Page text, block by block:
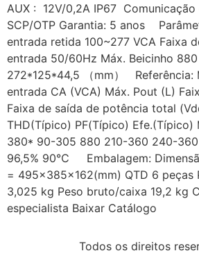
AUX : 12V/0,2A IP67 Comunicação
SCP/OTP Garantia: 5 anos
entrada retida 100~277 VCA Faixa
entrada 50/60Hz Máx. Beicinho
272*125*44,5 （mm） Referência:
entrada CA (VCA) Máx. Pout (L)
Faixa de saída de potência total
THD(Típico) PF(Típico) Efe.(Típico)
380* 90-305 880 210-360 240-
96,5% 90℃ Embalagem:
= 495×385×162(mm) QTD 6 peças
3,025 kg Peso bruto/caixa 19,2 kg
especialista Baixar Catálogo
Todos os direitos